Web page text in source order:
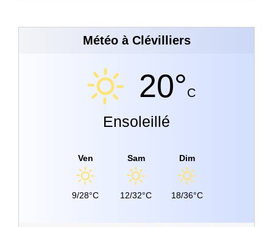
Météo à Clévilliers
20°C
Ensoleillé
Ven
9/28°C
Sam
12/32°C
Dim
18/36°C